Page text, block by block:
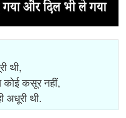
थी,
कसूर नहीं,
अधूरी थी.